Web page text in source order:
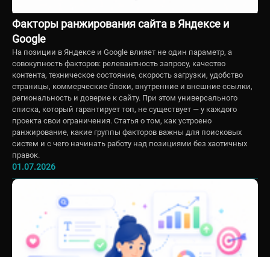
Факторы ранжирования сайта в Яндексе и
Google
На позиции в Яндексе и Google влияет не один параметр, а
совокупность факторов: релевантность запросу, качество
контента, техническое состояние, скорость загрузки, удобство
страницы, коммерческие блоки, внутренние и внешние ссылки,
региональность и доверие к сайту. При этом универсального
списка, который гарантирует топ, не существует — у каждого
проекта свои ограничения. Статья о том, как устроено
ранжирование, какие группы факторов важны для поисковых
систем и с чего начинать работу над позициями без хаотичных
правок.
01.07.2026